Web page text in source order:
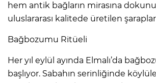
hem antik bağların mirasına
uluslararası kalitede üretilen
Bağbozumu Ritüeli
Her yıl eylül ayında Elmalı’da
başlıyor. Sabahın serinliğinde